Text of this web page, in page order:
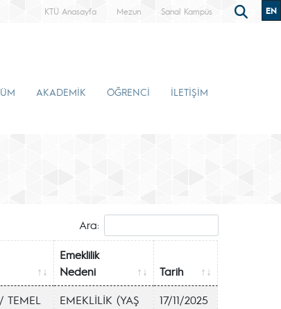
KTÜ Anasayfa Mezun Sanal Kampüs EN
AKADEMİK ÖĞRENCİ İLETİŞİM
Ara:
Emeklilik
Nedeni
Tarih
TEMEL
EMEKLİLİK (YAŞ
17/11/2025